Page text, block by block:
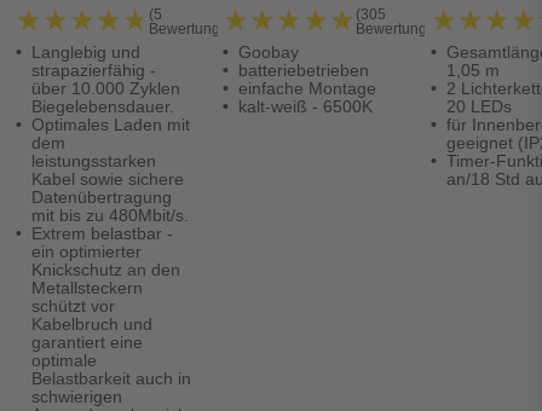
Metallsteckern
(space grau/silber)
2 m
★★★★★
★★★★★ (5
Bewertungen)
Langlebig und
strapazierfähig -
über 10.000 Zyklen
Biegelebensdauer.
Optimales Laden mit
dem
leistungsstarken
Kabel sowie sichere
Datenübertragung
mit bis zu 480Mbit/s.
Extrem belastbar -
ein optimierter
Knickschutz an den
Metallsteckern
schützt vor
Kabelbruch und
garantiert eine
optimale
Belastbarkeit auch in
schwierigen
Bewegungsmelder
★★★★★
★★★★★ (305
Bewertungen)
Goobay
batteriebetrieben
einfache Montage
kalt-weiß - 6500K
Timer
1,05 m
2
20 LEDs
für
geeignet
Timer-
an/18 Std